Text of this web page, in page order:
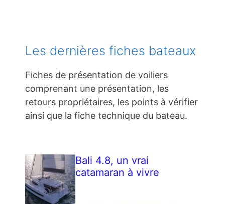
Les dernières fiches bateaux
Fiches de présentation de voiliers
comprenant une présentation, les
retours propriétaires, les points à vérifier
ainsi que la fiche technique du bateau.
Bali 4.8, un vrai
catamaran à vivre